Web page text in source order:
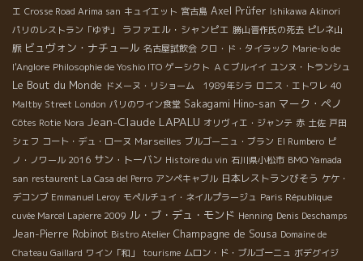
エ Crosse Road Arima san キュイエット 宮古島 Axel Prüfer Ishikawa Akinori
パリのレストラン「ゆず」
ラファエル・シャンピエ 勝山晋作氏の死去 ピレネ山
脈 ビュヴォン・ナチュール 名古屋試飲会 クロ・ド・タイラック Marie-lo de
l'Anglore Philosophie de Yoshio ITO ゲーシクト ＡＣブルイイ ユンヌ・トランシュ
Le Bout du Monde ドメーヌ・リショーム 1989年シラ ロニス・エトワレ 40
Maltby Street London パリのワイン食堂 Sakagami Hino-san マーク・ペノ
Côtes Rotie Nora Jean-Claude LAPALU オリヴィエ・ジャンテ 赤 土佐 戸田
シェフ コート・デュ・ローヌ Marseilles ブルゴーニュ・ブラン El Rumbero ピ
ノ・ノワール 2016 サン・トーバン Histoire du vin 石川県小松市 BMO Yamada
san restaurent La Casa del Perro アンペキャブル 日本レストランびそう ケケ・
デコンブ Emmanuel Leroy モペルチュイ・ネイルプラージュ Paris République
cuvée Marcel Lapierre 2009 ル・ブ・デュ・モンド Henning Denis Deschamps
Jean-Pierre Robinot Bistro Atelier Champagne de Sousa Domaine de
Chateau Gaillard ワイン「和」 tourisme ムロン・ド・ブルゴーニュ ボデグイジ